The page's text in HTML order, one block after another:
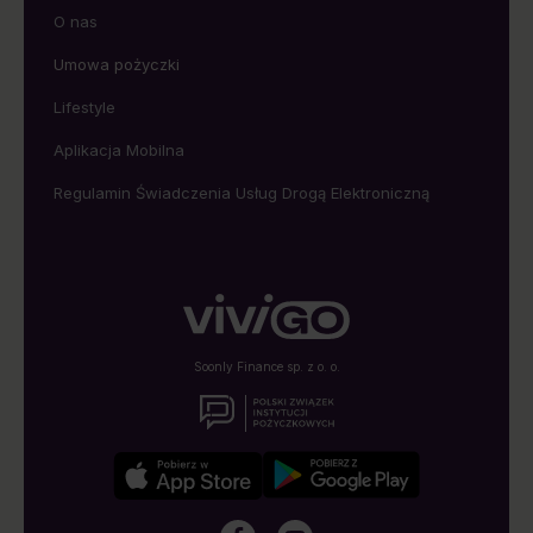
O nas
Umowa pożyczki
Lifestyle
Aplikacja Mobilna
Regulamin Świadczenia Usług Drogą Elektroniczną
Soonly Finance sp. z o. o.